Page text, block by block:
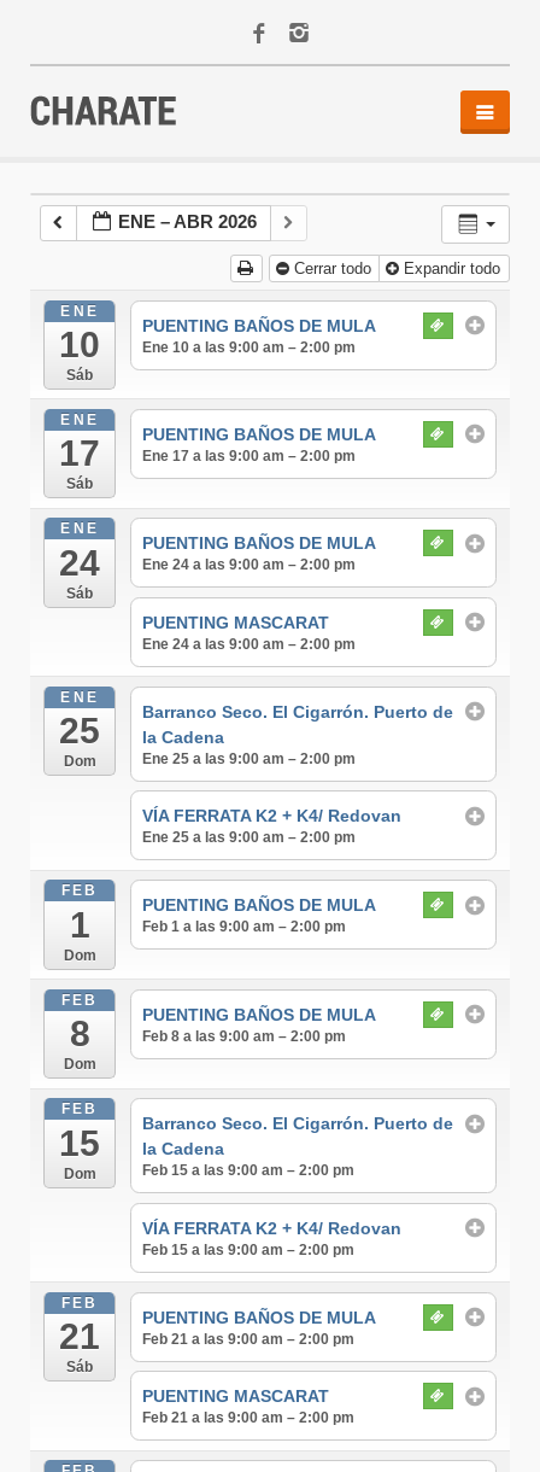
AGENDA
ACTIVIDADES
EQUIPO
CONTACTO
ENE – ABR 2026
Cerrar todo Expandir todo
ENE
10
Sáb
PUENTING BAÑOS DE MULA
Ene 10 a las 9:00 am – 2:00 pm
ENE
17
Sáb
PUENTING BAÑOS DE MULA
Ene 17 a las 9:00 am – 2:00 pm
ENE
24
Sáb
PUENTING BAÑOS DE MULA
Ene 24 a las 9:00 am – 2:00 pm
PUENTING MASCARAT
Ene 24 a las 9:00 am – 2:00 pm
ENE
25
Dom
Barranco Seco. El Cigarrón. Puerto de
la Cadena
Ene 25 a las 9:00 am – 2:00 pm
VÍA FERRATA K2 + K4/ Redovan
Ene 25 a las 9:00 am – 2:00 pm
FEB
1
Dom
PUENTING BAÑOS DE MULA
Feb 1 a las 9:00 am – 2:00 pm
FEB
8
Dom
PUENTING BAÑOS DE MULA
Feb 8 a las 9:00 am – 2:00 pm
FEB
15
Dom
Barranco Seco. El Cigarrón. Puerto de
la Cadena
Feb 15 a las 9:00 am – 2:00 pm
VÍA FERRATA K2 + K4/ Redovan
Feb 15 a las 9:00 am – 2:00 pm
FEB
21
Sáb
PUENTING BAÑOS DE MULA
Feb 21 a las 9:00 am – 2:00 pm
PUENTING MASCARAT
Feb 21 a las 9:00 am – 2:00 pm